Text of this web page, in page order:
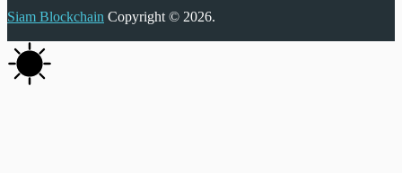
Siam Blockchain Copyright © 2026.